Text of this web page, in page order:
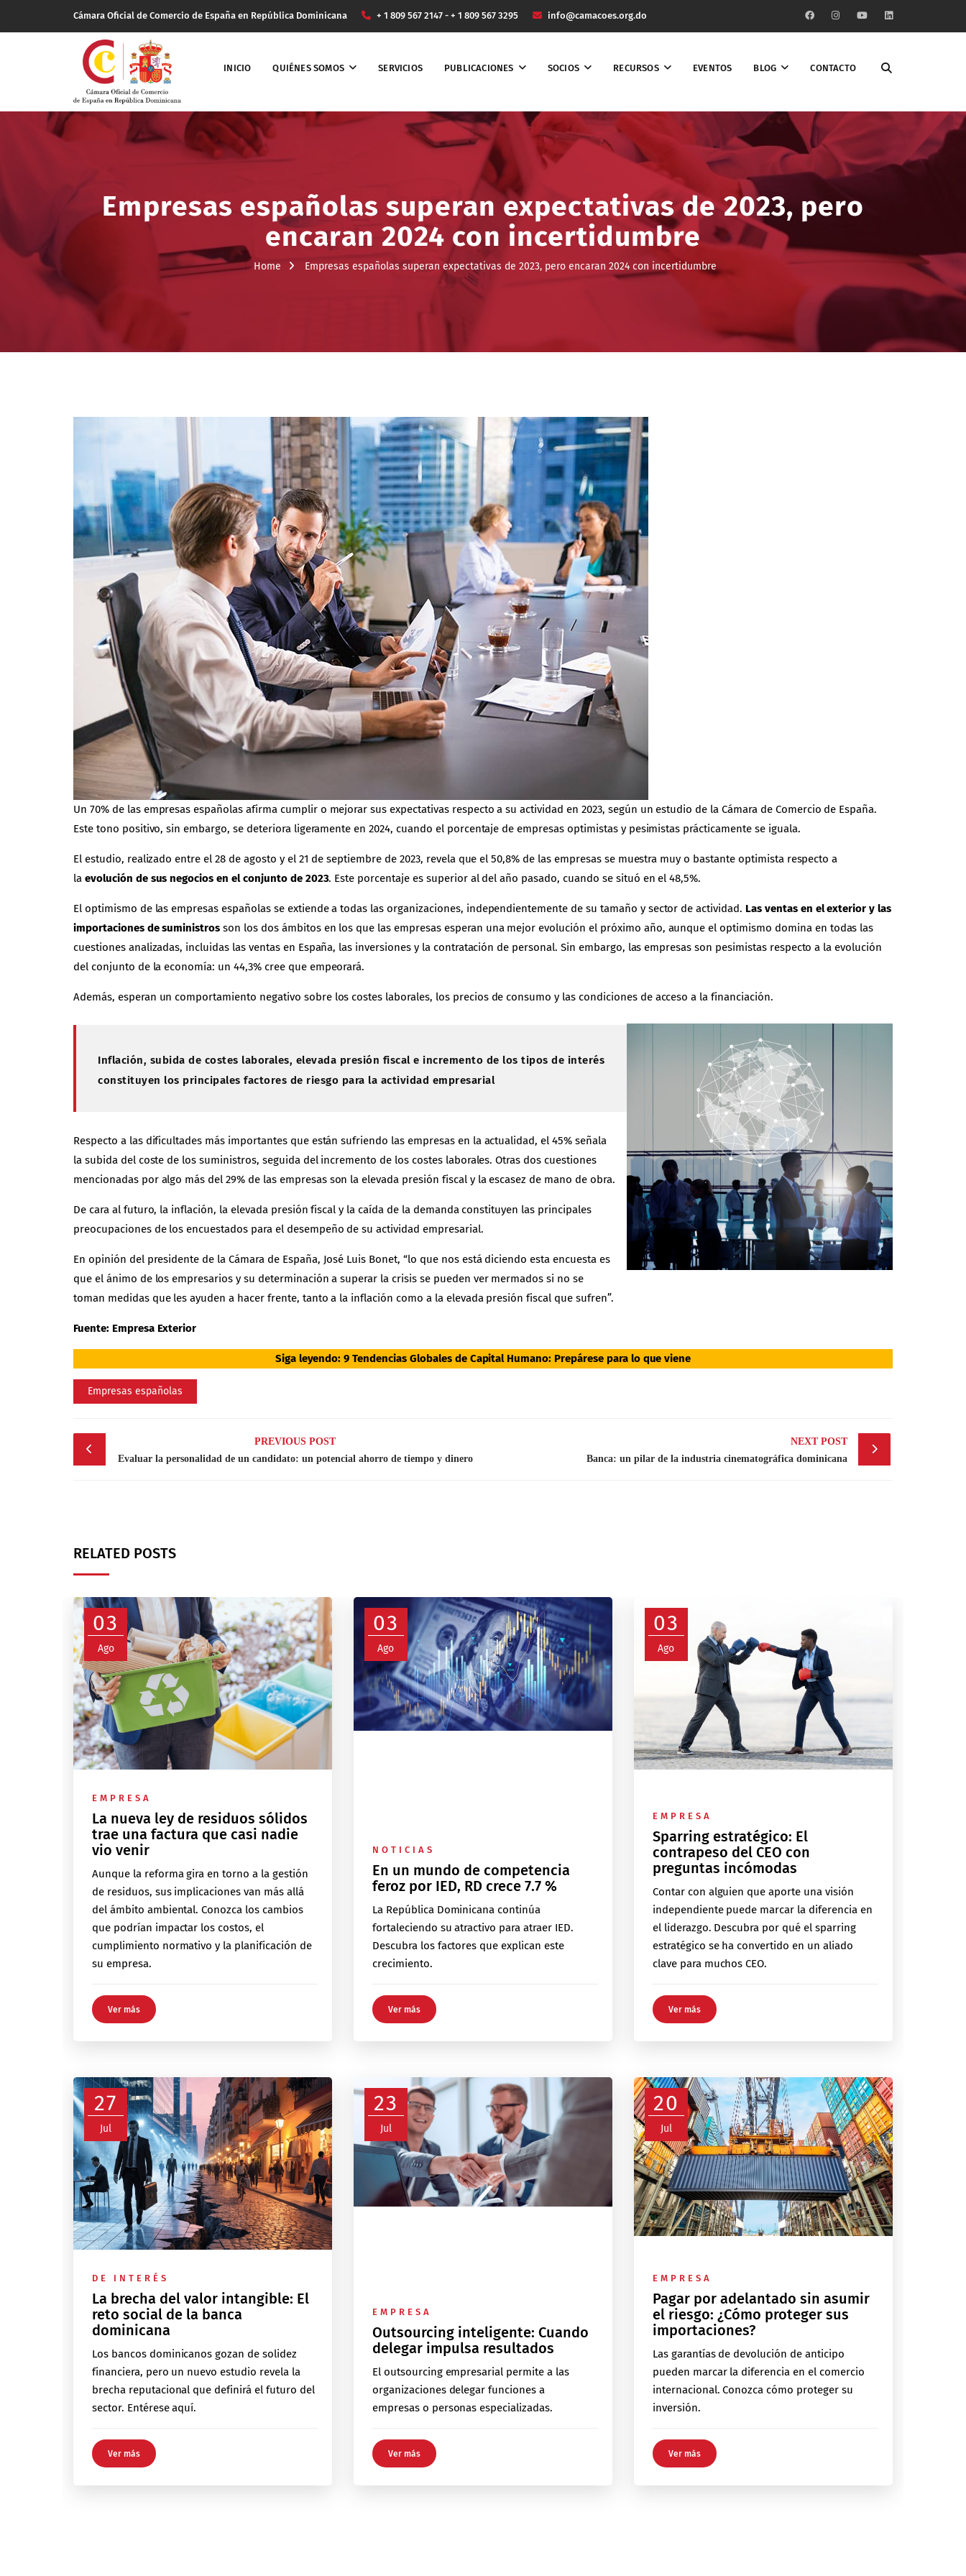
Cámara Oficial de Comercio de España en República Dominicana + 1 809 567 2147 - + 1 809 567 3295 info@camacoes.org.do
INICIO QUIÉNES SOMOS SERVICIOS PUBLICACIONES SOCIOS RECURSOS EVENTOS BLOG CONTACTO
Empresas españolas superan expectativas de 2023, pero
encaran 2024 con incertidumbre
Home Empresas españolas superan expectativas de 2023, pero encaran 2024 con incertidumbre
Un 70% de las empresas españolas afirma cumplir o mejorar sus expectativas respecto a su actividad en 2023, según un estudio de la Cámara de Comercio de España.
Este tono positivo, sin embargo, se deteriora ligeramente en 2024, cuando el porcentaje de empresas optimistas y pesimistas prácticamente se iguala.
El estudio, realizado entre el 28 de agosto y el 21 de septiembre de 2023, revela que el 50,8% de las empresas se muestra muy o bastante optimista respecto a
la evolución de sus negocios en el conjunto de 2023. Este porcentaje es superior al del año pasado, cuando se situó en el 48,5%.
El optimismo de las empresas españolas se extiende a todas las organizaciones, independientemente de su tamaño y sector de actividad. Las ventas en el exterior y las
importaciones de suministros son los dos ámbitos en los que las empresas esperan una mejor evolución el próximo año, aunque el optimismo domina en todas las
cuestiones analizadas, incluidas las ventas en España, las inversiones y la contratación de personal. Sin embargo, las empresas son pesimistas respecto a la evolución
del conjunto de la economía: un 44,3% cree que empeorará.
Además, esperan un comportamiento negativo sobre los costes laborales, los precios de consumo y las condiciones de acceso a la financiación.
Inflación, subida de costes laborales, elevada presión fiscal e incremento de los tipos de interés
constituyen los principales factores de riesgo para la actividad empresarial
Respecto a las dificultades más importantes que están sufriendo las empresas en la actualidad, el 45% señala
la subida del coste de los suministros, seguida del incremento de los costes laborales. Otras dos cuestiones
mencionadas por algo más del 29% de las empresas son la elevada presión fiscal y la escasez de mano de obra.
De cara al futuro, la inflación, la elevada presión fiscal y la caída de la demanda constituyen las principales
preocupaciones de los encuestados para el desempeño de su actividad empresarial.
En opinión del presidente de la Cámara de España, José Luis Bonet, “lo que nos está diciendo esta encuesta es
que el ánimo de los empresarios y su determinación a superar la crisis se pueden ver mermados si no se
toman medidas que les ayuden a hacer frente, tanto a la inflación como a la elevada presión fiscal que sufren”.
Fuente: Empresa Exterior
Siga leyendo:9 Tendencias Globales de Capital Humano: Prepárese para lo que viene
Empresas españolas
Post
navigation
PREVIOUS POST
Evaluar la personalidad de un candidato: un potencial ahorro de tiempo y dinero
NEXT POST
Banca: un pilar de la industria cinematográfica dominicana
RELATED POSTS
03
Ago
EMPRESA
La nueva ley de residuos sólidos
trae una factura que casi nadie
vio venir
Aunque la reforma gira en torno a la gestión
de residuos, sus implicaciones van más allá
del ámbito ambiental. Conozca los cambios
que podrían impactar los costos, el
cumplimiento normativo y la planificación de
su empresa.
Ver más
03
Ago
NOTICIAS
En un mundo de competencia
feroz por IED, RD crece 7.7 %
La República Dominicana continúa
fortaleciendo su atractivo para atraer IED.
Descubra los factores que explican este
crecimiento.
Ver más
03
Ago
EMPRESA
Sparring estratégico: El
contrapeso del CEO con
preguntas incómodas
Contar con alguien que aporte una visión
independiente puede marcar la diferencia en
el liderazgo. Descubra por qué el sparring
estratégico se ha convertido en un aliado
clave para muchos CEO.
Ver más
27
Jul
DE INTERÉS
La brecha del valor intangible: El
reto social de la banca
dominicana
Los bancos dominicanos gozan de solidez
financiera, pero un nuevo estudio revela la
brecha reputacional que definirá el futuro del
sector. Entérese aquí.
Ver más
23
Jul
EMPRESA
Outsourcing inteligente: Cuando
delegar impulsa resultados
El outsourcing empresarial permite a las
organizaciones delegar funciones a
empresas o personas especializadas.
Ver más
20
Jul
EMPRESA
Pagar por adelantado sin asumir
el riesgo: ¿Cómo proteger sus
importaciones?
Las garantías de devolución de anticipo
pueden marcar la diferencia en el comercio
internacional. Conozca cómo proteger su
inversión.
Ver más